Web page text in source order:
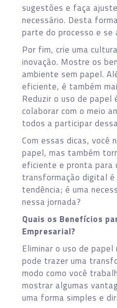
sugestões e faça
necessário. Desta
parte do processo e se
Por fim, crie uma
inovação. Mostre os
ambiente sem papel.
eficiente, é também
Reduzir o uso de papel
colaborar com o meio
todos a participar
Com essas dicas, você
papel, mas também
eficiente e pronta para
transformação digital é
tendência; é uma
nessa jornada?
Quais os Benefícios
Empresarial?
Eliminar o uso de papel
pode trazer uma
modo como você
mostrar algumas
uma forma simples e